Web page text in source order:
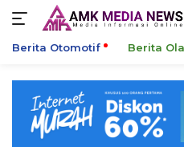
konten
Berita Otomotif Berita